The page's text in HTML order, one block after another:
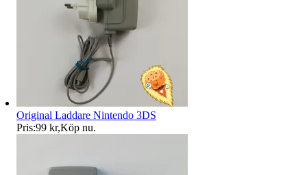
Original Laddare Nintendo 3DS
Pris:99 kr,Köp nu.